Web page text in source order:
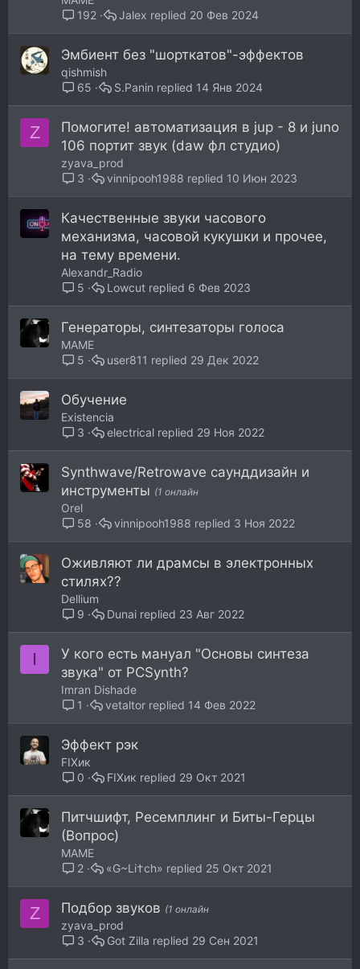
192
20 Фев 2024
Jalex
Эмбиент без "шорткатов"-эффектов
qishmish
65
14 Янв 2024
S.Panin
Z
Помогите! автоматизация в jup - 8 и juno
106 портит звук (daw фл студио)
zyava_prod
3
10 Июн 2023
vinnipooh1988
Качественные звуки часового
механизма, часовой кукушки и прочее,
на тему времени.
Alexandr_Radio
5
6 Фев 2023
Lowcut
Генераторы, синтезаторы голоса
MAME
5
29 Дек 2022
user811
Обучение
Existencia
3
29 Ноя 2022
electrical
Synthwave/Retrowave саунддизайн и
инструменты (1 онлайн
Orel
58
3 Ноя 2022
vinnipooh1988
Оживляют ли драмсы в электронных
стилях??
Dellium
9
23 Авг 2022
Dunai
I
У кого есть мануал "Основы синтеза
звука" от PCSynth?
Imran Dishade
1
14 Фев 2022
vetaltor
Эффект рэк
FIXик
0
29 Окт 2021
FIXик
Питчшифт, Ресемплинг и Биты-Герцы
(Вопрос)
MAME
2
25 Окт 2021
«G~Li†ch»
Z Подбор звуков (1 онлайн
zyava_prod
3
29 Сен 2021
Got Zilla